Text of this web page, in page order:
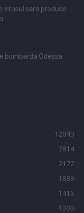
virusul care produce
bombarda Odessa
12043
2814
2172
1889
1416
1300